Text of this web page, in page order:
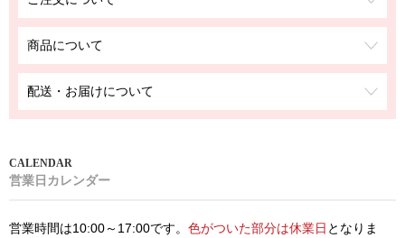
商品について
配送・お届けについて
営業日カレンダー
営業時間は10:00～17:00です。 色がついた部分は休業日 となりま